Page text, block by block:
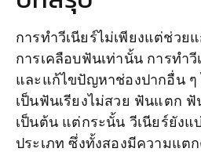
การทำวีเนียร์ไม่เพียงแต่ช่วย
การเคลือบฟันเท่านั้น การทำ
และแก้ไขปัญหาช่องปากอื่น ๆ
เป็นฟันเรียงไม่สวย ฟันแตก
เป็นต้น แต่กระนั้น วีเนียร์ยังแ
ประเภท ซึ่งทั้งสองมีความแต